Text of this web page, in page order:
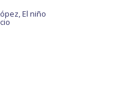
El niño